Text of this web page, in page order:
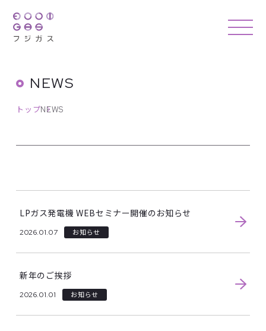
NEWS
トップNEWS
LPガス発電機 WEBセミナー開催のお知らせ
2026.01.07 お知らせ
新年のご挨拶
2026.01.01 お知らせ